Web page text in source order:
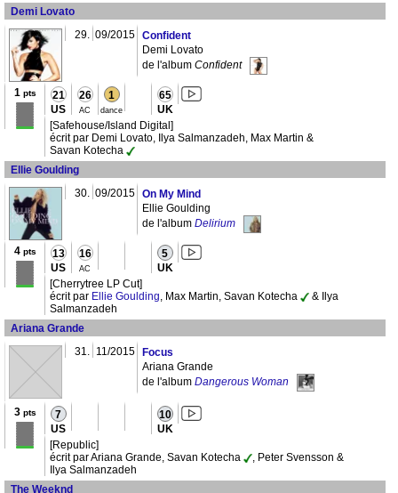
Demi Lovato
29. 09/2015 Confident
Demi Lovato
de l'album Confident
1 pts 21
US
26
AC
1
dance
65
UK
[Safehouse/Island Digital]
écrit par Demi Lovato, Ilya Salmanzadeh, Max Martin &
Savan Kotecha
Ellie Goulding
30. 09/2015 On My Mind
Ellie Goulding
de l'album Delirium
4pts 13
US
16
AC
5
UK
[Cherrytree LP Cut]
écrit par Ellie Goulding, Max Martin, Savan Kotecha
& Ilya
Salmanzadeh
Ariana Grande
31. 11/2015
Focus
Ariana Grande
de l'album Dangerous Woman
3pts 7
US
10
UK
[Republic]
écrit par Ariana Grande, Savan Kotecha
, Peter Svensson &
Ilya Salmanzadeh
The Weeknd